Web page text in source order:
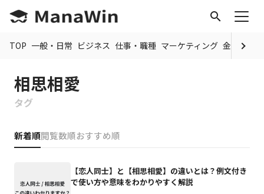
search
TOP 一般・日常 ビジネス 仕事・職種 マーケティング 金融 制度
相思相愛
タグ
新着順閲覧数順おすすめ順
【恋人同士】と【相思相愛】の違いとは？例文付き
で使い方や意味をわかりやすく解説